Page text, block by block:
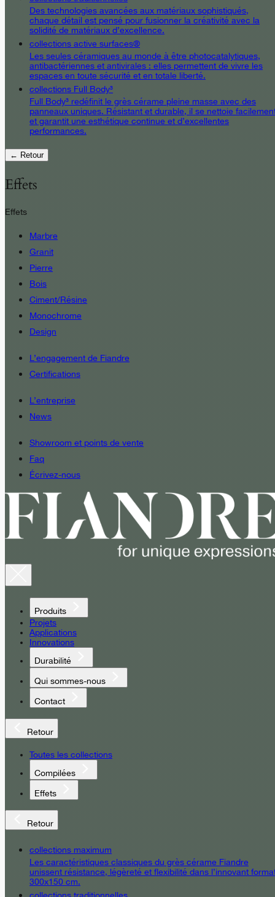
Des technologies avancées aux matériaux sophistiqués,
chaque détail est pensé pour fusionner la créativité avec la
solidité de matériaux d’excellence.
collections active surfaces®
Les seules céramiques au monde à être photocatalytiques,
antibactériennes et antivirales : elles permettent de vivre les
espaces en toute sécurité et en totale liberté.
collections Full Body³
Full Body³ redéfinit le grès cérame pleine masse avec des
panneaux uniques. Résistant et durable, il se nettoie
et garantit une esthétique continue et d’excellentes
performances.
← Retour
Effets
Effets
Marbre
Granit
Pierre
Bois
Ciment/Résine
Monochrome
Design
L’engagement de Fiandre
Certifications
L’entreprise
News
Showroom et points de vente
Faq
Écrivez-nous
Produits
Projets
Applications
Innovations
Durabilité
Qui sommes-nous
Contact
Retour
Toutes les collections
Compilées
Effets
Retour
collections maximum
Les caractéristiques classiques du grès cérame Fiandre
unissent résistance, légèreté et flexibilité dans l’innovant
300x150 cm.